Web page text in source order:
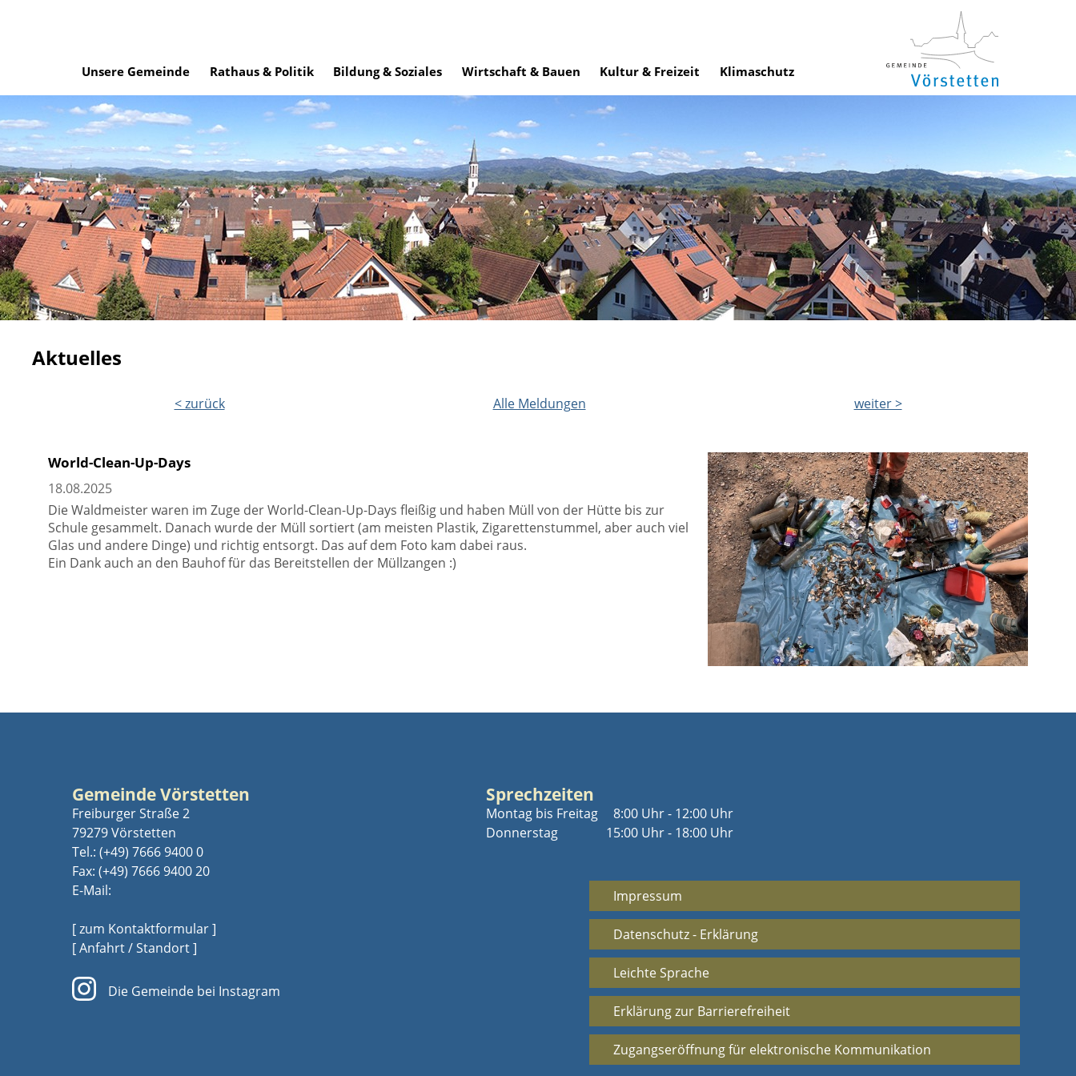
Unsere Gemeinde Rathaus & Politik Bildung & Soziales Wirtschaft & Bauen Kultur & Freizeit Klimaschutz
Aktuelles
< zurück Alle Meldungen weiter >
World-Clean-Up-Days
18.08.2025
Die Waldmeister waren im Zuge der World-Clean-Up-Days fleißig und haben Müll von der Hütte bis zur
Schule gesammelt. Danach wurde der Müll sortiert (am meisten Plastik, Zigarettenstummel, aber auch viel
Glas und andere Dinge) und richtig entsorgt. Das auf dem Foto kam dabei raus.
Ein Dank auch an den Bauhof für das Bereitstellen der Müllzangen :)
Gemeinde Vörstetten
Freiburger Straße 2
79279 Vörstetten
Tel.: (+49) 7666 9400 0
Fax: (+49) 7666 9400 20
E-Mail:
[ zum Kontaktformular ]
[ Anfahrt / Standort ]
Die Gemeinde bei Instagram
Sprechzeiten
Montag bis Freitag
Donnerstag
8:00 Uhr - 12:00 Uhr
15:00 Uhr - 18:00 Uhr
Impressum
Datenschutz - Erklärung
Leichte Sprache
Erklärung zur Barrierefreiheit
Zugangseröffnung für elektronische Kommunikation